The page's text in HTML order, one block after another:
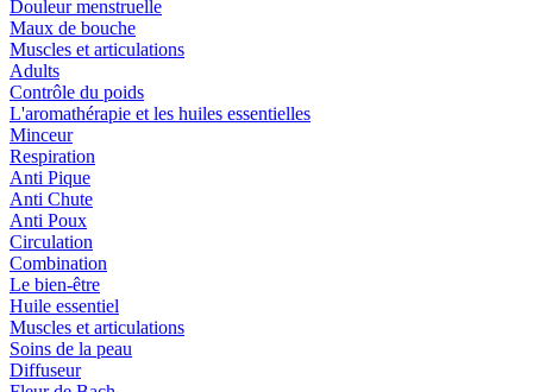
Douleur menstruelle
Maux de bouche
Muscles et articulations
Adults
Contrôle du poids
L'aromathérapie et les huiles essentielles
Minceur
Respiration
Anti Pique
Anti Chute
Anti Poux
Circulation
Combination
Le bien-être
Huile essentiel
Muscles et articulations
Soins de la peau
Diffuseur